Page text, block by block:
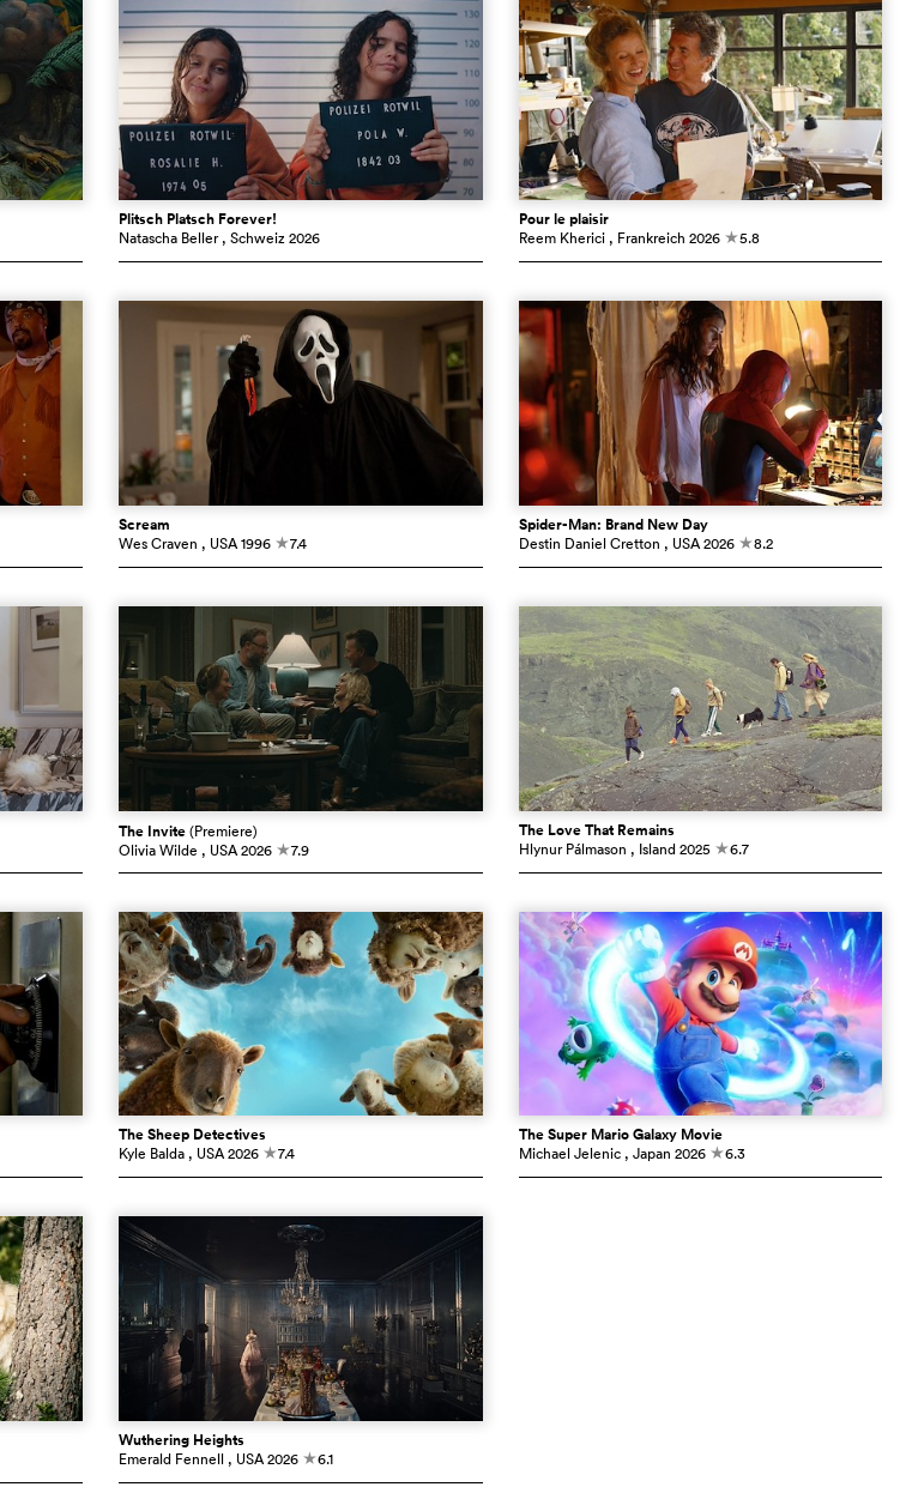
Plitsch Platsch Forever!
Natascha Beller , Schweiz2026
Pour le plaisir
Reem Kherici , Frankreich 2026 c5.8
Scream
Wes Craven , USA1996 c7.4
Spider-Man: Brand New Day
Destin Daniel Cretton , USA 2026 c8.2
The Invite(Premiere)
Olivia Wilde , USA2026 c7.9
The Love That Remains
Hlynur Pálmason , Island 2025 c6.7
The Sheep Detectives
Kyle Balda , USA2026 c7.4
The Super Mario Galaxy Movie
Michael Jelenic , Japan 2026 c6.3
Wuthering Heights
Emerald Fennell , USA2026 c6.1